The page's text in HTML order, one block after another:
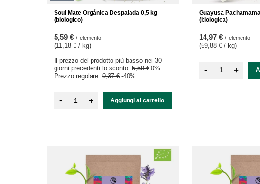
Soul Mate Orgánica Despalada 0,5 kg
(biologico)
5,59 € / elemento
(11,18 € / kg)
Il prezzo del prodotto più basso nei 30
giorni precedenti lo sconto: 5,59 € 0%
Prezzo regolare: 9,37 € -40%
- + Aggiungi al carrello
Guayusa
(biologica)
14,97 € / elemento
(59,88 € / kg)
- +